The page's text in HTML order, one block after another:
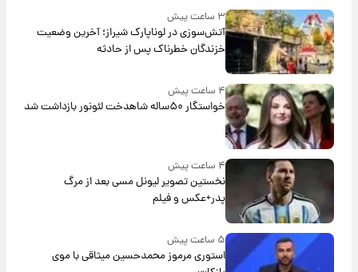
۳ ساعت پیش
آتش‌سوزی در لوناپارک شیراز؛ آخرین وضعیت
خزندگان خطرناک پس از حادثه
۴ ساعت پیش
خواستگار ۵۰ساله شاهدخت لئونور بازداشت شد
۴ ساعت پیش
نخستین تصویر لیونل مسی بعد از مرگ
پدر+عکس و فیلم
۵ ساعت پیش
استوری مرموز محمدحسین میثاقی با موی